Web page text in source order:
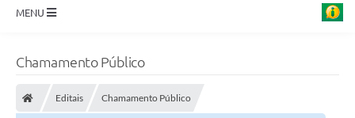
MENU
Chamamento Público
Editais Chamamento Público